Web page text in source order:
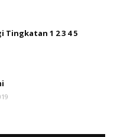
Tingkatan 1 2 3 4 5